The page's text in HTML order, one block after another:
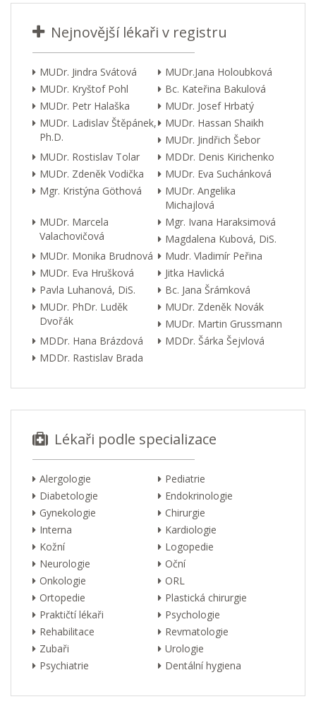
Nejnovější lékaři v registru
MUDr. Jindra Svátová
MUDr.Jana Holoubková
MUDr. Kryštof Pohl
Bc. Kateřina Bakulová
MUDr. Petr Halaška
MUDr. Josef Hrbatý
MUDr. Ladislav Štěpánek,
Ph.D.
MUDr. Hassan Shaikh
MUDr. Jindřich Šebor
MUDr. Rostislav Tolar
MDDr. Denis Kirichenko
MUDr. Zdeněk Vodička
MUDr. Eva Suchánková
Mgr. Kristýna Göthová
MUDr. Angelika
Michajlová
MUDr. Marcela
Valachovičová
Mgr. Ivana Haraksimová
Magdalena Kubová, DiS.
MUDr. Monika Brudnová
Mudr. Vladimír Peřina
MUDr. Eva Hrušková
Jitka Havlická
Pavla Luhanová, DiS.
Bc. Jana Šrámková
MUDr. PhDr. Luděk
Dvořák
MUDr. Zdeněk Novák
MUDr. Martin Grussmann
MDDr. Hana Brázdová
MDDr. Šárka Šejvlová
MDDr. Rastislav Brada
Lékaři podle specializace
Alergologie
Pediatrie
Diabetologie
Endokrinologie
Gynekologie
Chirurgie
Interna
Kardiologie
Kožní
Logopedie
Neurologie
Oční
Onkologie
ORL
Ortopedie
Plastická chirurgie
Praktičtí lékaři
Psychologie
Rehabilitace
Revmatologie
Zubaři
Urologie
Psychiatrie
Dentální hygiena